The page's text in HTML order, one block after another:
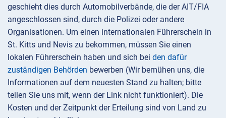
geschieht dies durch Automobilverbände, die der AIT/FIA
angeschlossen sind, durch die Polizei oder andere
Organisationen. Um einen internationalen Führerschein in
St. Kitts und Nevis zu bekommen, müssen Sie einen
lokalen Führerschein haben und sich bei den dafür
zuständigen Behörden bewerben (Wir bemühen uns, die
Informationen auf dem neuesten Stand zu halten; bitte
teilen Sie uns mit, wenn der Link nicht funktioniert). Die
Kosten und der Zeitpunkt der Erteilung sind von Land zu